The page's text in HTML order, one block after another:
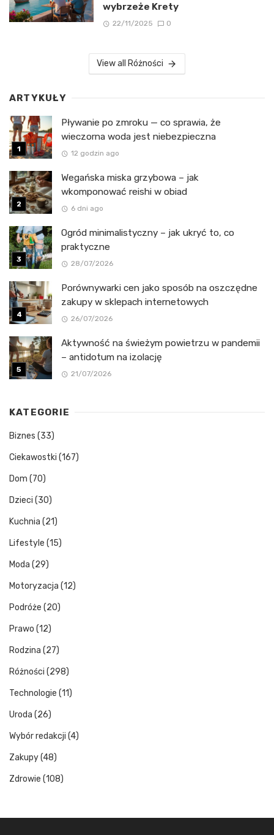
wybrzeże Krety
22/11/2025 0
View all Różności
ARTYKUŁY
Pływanie po zmroku — co sprawia, że
wieczorna woda jest niebezpieczna
12 godzin ago
Wegańska miska grzybowa – jak
wkomponować reishi w obiad
6 dni ago
Ogród minimalistyczny – jak ukryć to, co
praktyczne
28/07/2026
Porównywarki cen jako sposób na oszczędne
zakupy w sklepach internetowych
26/07/2026
Aktywność na świeżym powietrzu w pandemii
– antidotum na izolację
21/07/2026
KATEGORIE
Biznes (33)
Ciekawostki (167)
Dom (70)
Dzieci (30)
Kuchnia (21)
Lifestyle (15)
Moda (29)
Motoryzacja (12)
Podróże (20)
Prawo (12)
Rodzina (27)
Różności (298)
Technologie (11)
Uroda (26)
Wybór redakcji (4)
Zakupy(48)
Zdrowie (108)